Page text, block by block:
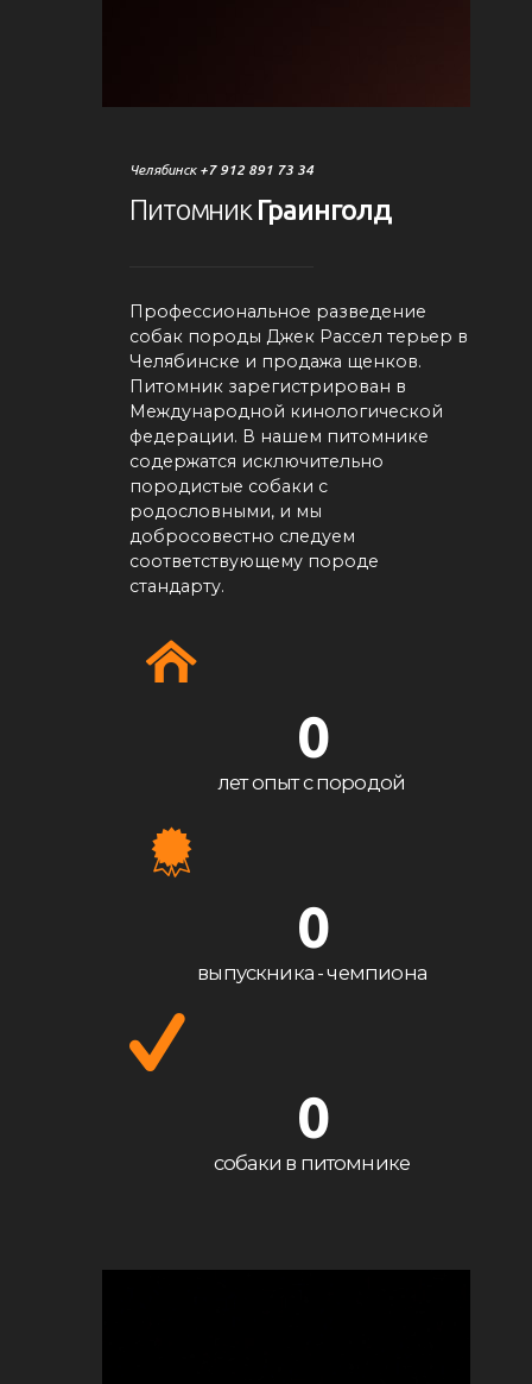
Челябинск +7 912 891 73 34
Питомник Граинголд
Профессиональное разведение
собак породы Джек Рассел терьер в
Челябинске и продажа щенков.
Питомник зарегистрирован в
Международной кинологической
федерации. В нашем питомнике
содержатся исключительно
породистые собаки с
родословными, и мы
добросовестно следуем
соответствующему породе
стандарту.
0
лет опыт с породой
0
выпускника - чемпиона
0
собаки в питомнике